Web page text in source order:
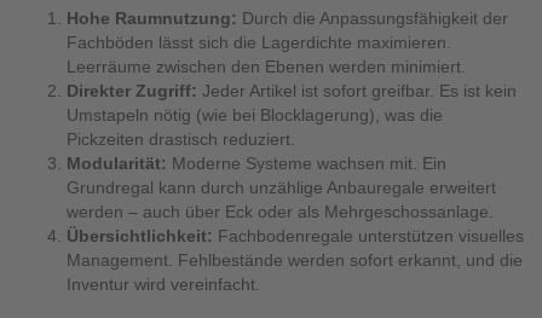
Hohe Raumnutzung: Durch die Anpassungsfähigkeit der
Fachböden lässt sich die Lagerdichte maximieren.
Leerräume zwischen den Ebenen werden minimiert.
Direkter Zugriff: Jeder Artikel ist sofort greifbar. Es ist kein
Umstapeln nötig (wie bei Blocklagerung), was die
Pickzeiten drastisch reduziert.
Modularität: Moderne Systeme wachsen mit. Ein
Grundregal kann durch unzählige Anbauregale erweitert
werden – auch über Eck oder als Mehrgeschossanlage.
Übersichtlichkeit: Fachbodenregale unterstützen visuelles
Management. Fehlbestände werden sofort erkannt, und die
Inventur wird vereinfacht.